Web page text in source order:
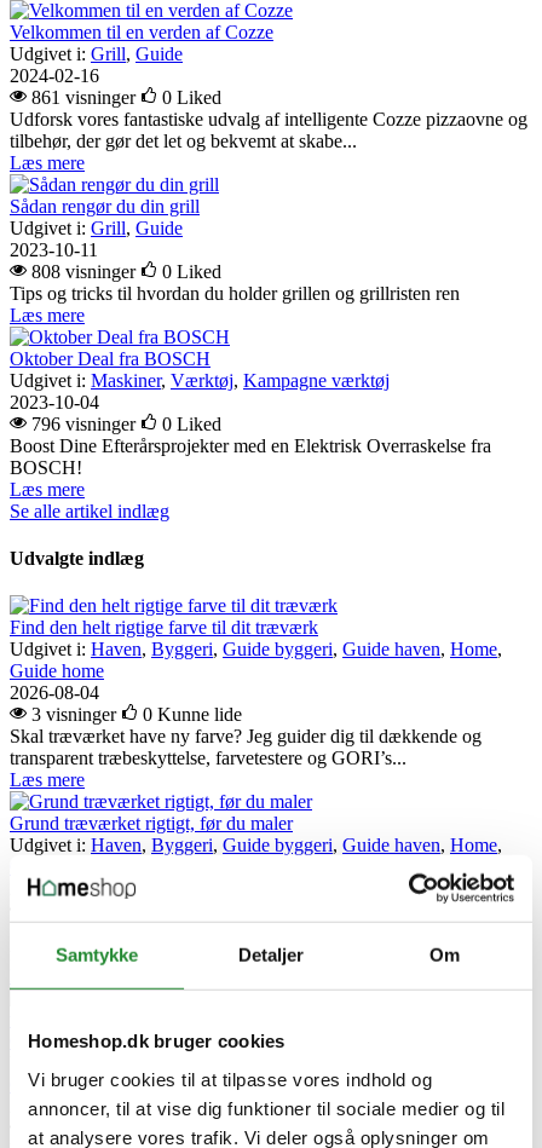
Samtykke Detaljer Om
Homeshop.dk bruger cookies
Vi bruger cookies til at tilpasse vores indhold og
annoncer, til at vise dig funktioner til sociale medier og til
at analysere vores trafik. Vi deler også oplysninger om
Velkommen til en verden af Cozze
Udgivet i: Grill, Guide
2024-02-16
861 visninger
0 Liked
Udforsk vores fantastiske udvalg af intelligente Cozze pizzaovne og
tilbehør, der gør det let og bekvemt at skabe...
Læs mere
Sådan rengør du din grill
Udgivet i: Grill, Guide
2023-10-11
808 visninger
0 Liked
Tips og tricks til hvordan du holder grillen og grillristen ren
Læs mere
Oktober Deal fra BOSCH
Udgivet i: Maskiner, Værktøj, Kampagne værktøj
2023-10-04
796 visninger
0 Liked
Boost Dine Efterårsprojekter med en Elektrisk Overraskelse fra
BOSCH!
Læs mere
Se alle artikel indlæg
Udvalgte indlæg
Find den helt rigtige farve til dit træværk
Udgivet i: Haven, Byggeri, Guide byggeri, Guide haven, Home,
Guide home
2026-08-04
3 visninger
0 Kunne lide
Skal træværket have ny farve? Jeg guider dig til dækkende og
transparent træbeskyttelse, farvetestere og GORI’s...
Læs mere
Grund træværket rigtigt, før du maler
Udgivet i: Haven, Byggeri, Guide byggeri, Guide haven, Home,
2026-07-31
forarbejde, før du maler træfacade, hegn eller...
GORI trærens: giv træværket en ren start før olie og træbeskyttelse
Guide home
2026-07-29
8 visninger
Kunne lide